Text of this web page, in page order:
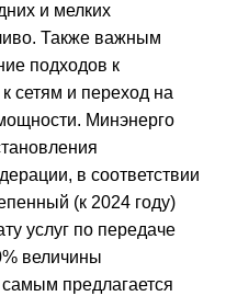
и мелких
Также важным
подходов к
сетям и переход на
Минэнерго
в соответствии
(к 2024 году)
услуг по передаче
величины
предлагается